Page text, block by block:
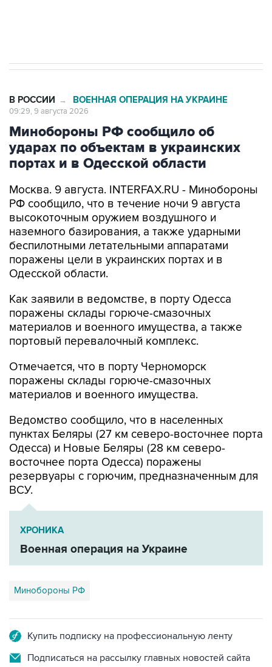
В РОССИИ → ВОЕННАЯ ОПЕРАЦИЯ НА УКРАИНЕ
09:29, 9 августа 2026
Минобороны РФ сообщило об
ударах по объектам в украинских
портах и в Одесской области
Москва. 9 августа. INTERFAX.RU - Минобороны
РФ сообщило, что в течение ночи 9 августа
высокоточным оружием воздушного и
наземного базирования, а также ударными
беспилотными летательными аппаратами
поражены цели в украинских портах и в
Одесской области.
Как заявили в ведомстве, в порту Одесса
поражены склады горюче-смазочных
материалов и военного имущества, а также
портовый перевалочный комплекс.
Отмечается, что в порту Черноморск
поражены склады горюче-смазочных
материалов и военного имущества.
Ведомство сообщило, что в населенных
пунктах Беляры (27 км северо-восточнее порта
Одесса) и Новые Беляры (28 км северо-
восточнее порта Одесса) поражены
резервуары с горючим, предназначенным для
ВСУ.
ХРОНИКА
Военная операция на Украине
Минобороны РФ
Купить подписку на профессиональную ленту
Подписаться на рассылку главных новостей сайта